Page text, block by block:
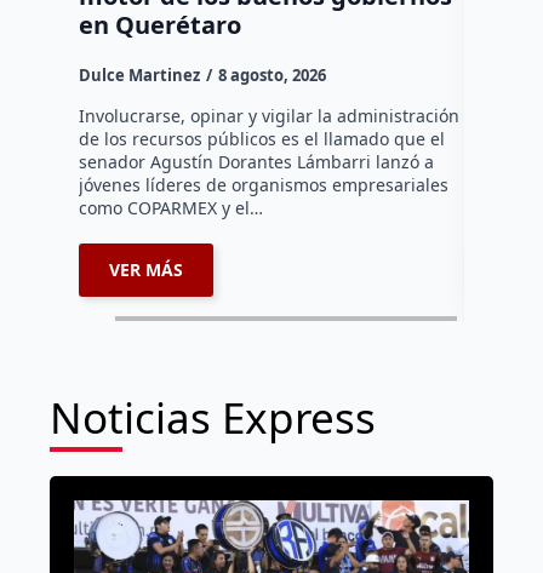
en Querétaro
Dulce Martinez 8 agosto, 2026
Involucrarse, opinar y vigilar la administración
de los recursos públicos es el llamado que el
senador Agustín Dorantes Lámbarri lanzó a
jóvenes líderes de organismos empresariales
como COPARMEX y el…
VER MÁS
Noticias Express